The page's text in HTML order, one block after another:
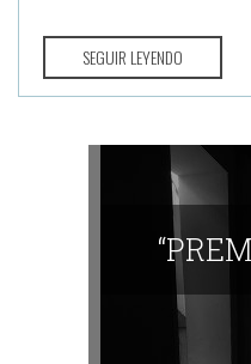
SEGUIR LEYENDO